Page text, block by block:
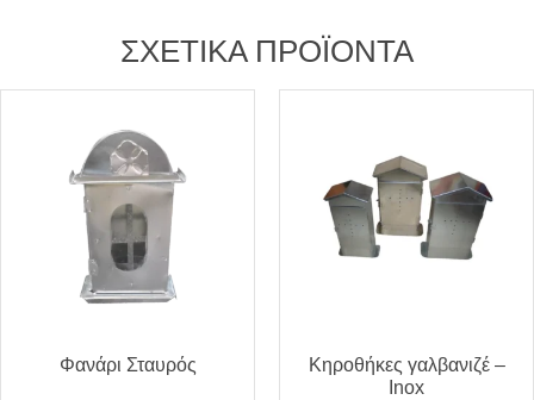
ΣΧΕΤΙΚΆ ΠΡΟΪΌΝΤΑ
Φανάρι Σταυρός
Κηροθήκες γαλβανιζέ –
Inox